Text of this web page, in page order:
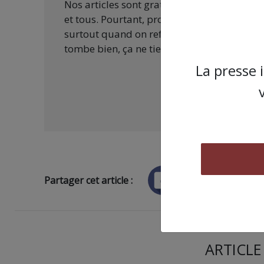
Nos articles sont gratuits car nous
et tous. Pourtant, produire une
surtout quand on refuse d’être aux ordres
tombe bien, ça ne tient qu’à vous :
Partager cet article :
La